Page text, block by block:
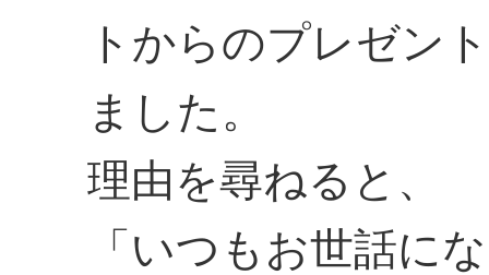
トからのプレゼン
ました。
理由を尋ねると、
「いつもお世話に